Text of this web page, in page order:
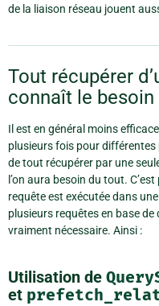
de la liaison réseau jouent
Tout récupérer
connaît le besoin
Il est en général moins
plusieurs fois pour différentes
de tout récupérer par une
l’on aura besoin du tout.
requête est exécutée dans
plusieurs requêtes en base de
vraiment nécessaire. Ainsi :
Utilisation de
et